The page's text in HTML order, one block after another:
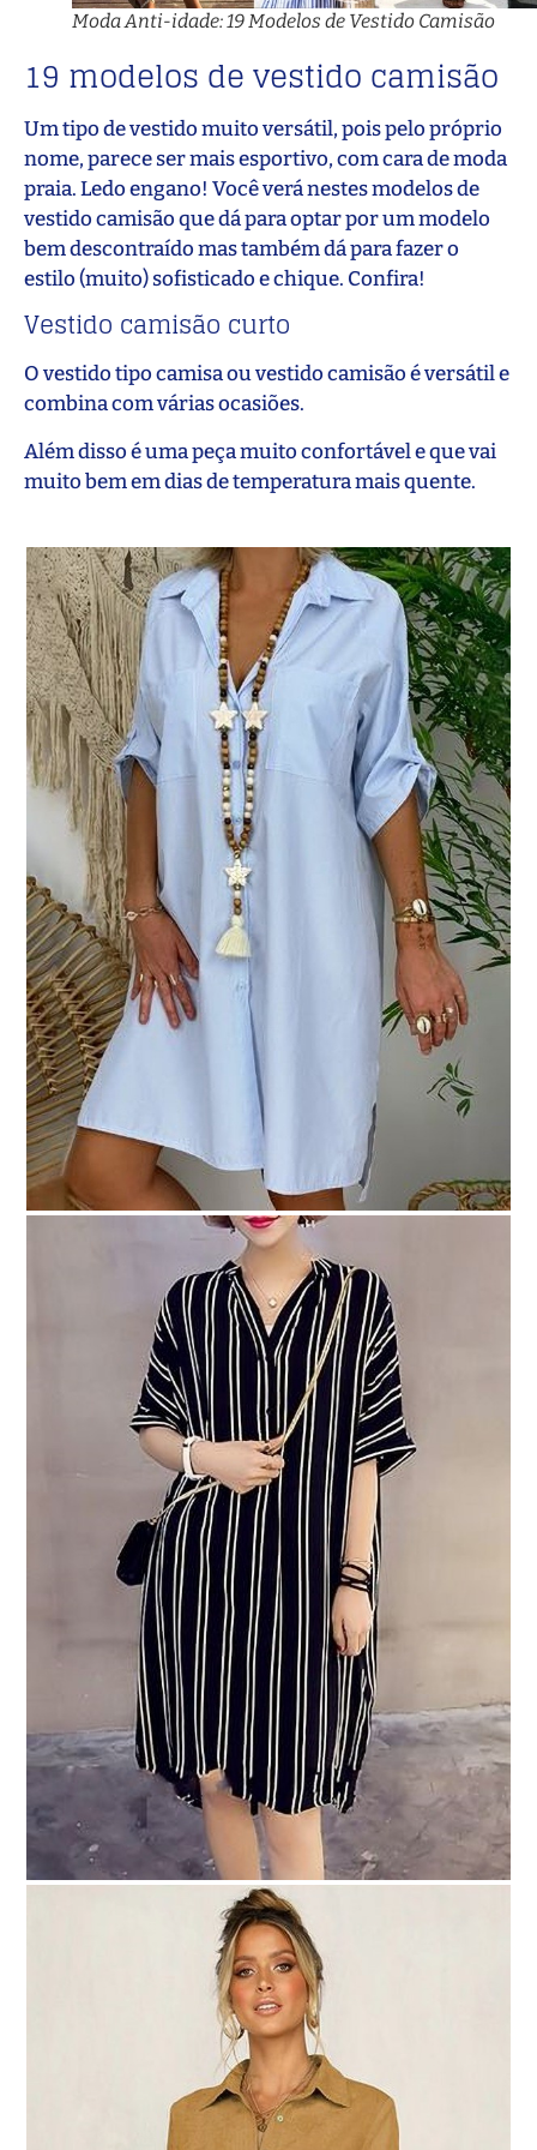
Moda Anti-idade: 19 Modelos de Vestido Camisão
19 modelos de vestido camisão
Um tipo de vestido muito versátil, pois pelo próprio
nome, parece ser mais esportivo, com cara de moda
praia. Ledo engano! Você verá nestes modelos de
vestido camisão que dá para optar por um modelo
bem descontraído mas também dá para fazer o
estilo (muito) sofisticado e chique. Confira!
Vestido camisão curto
O vestido tipo camisa ou vestido camisão é versátil e
combina com várias ocasiões.
Além disso é uma peça muito confortável e que vai
muito bem em dias de temperatura mais quente.